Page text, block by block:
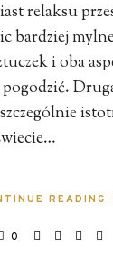
relaksu
bardziej
i oba
READING
0